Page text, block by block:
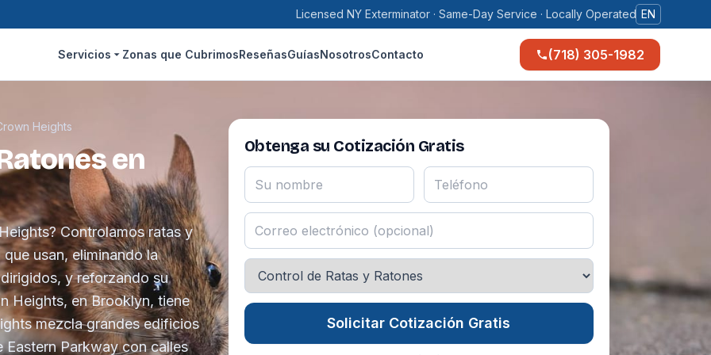
Licensed NY Exterminator · Same-Day Service · Locally Operated EN
Servicios Zonas que CubrimosReseñasGuíasNosotrosContacto (718) 305-1982
Heights
en
Controlamos ratas y
usan, eliminando la
y reforzando su
Heights, en Brooklyn, tiene
mezcla grandes edificios
Parkway con calles
Obtenga su Cotización Gratis
Solicitar Cotización Gratis